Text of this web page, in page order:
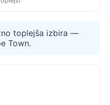
toplejša izbira —
Town.